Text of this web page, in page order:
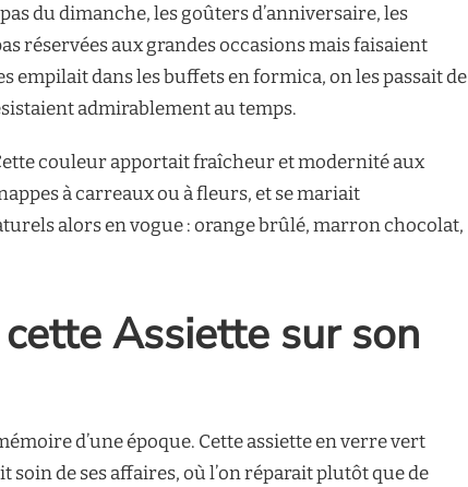
du dimanche, les goûters d’anniversaire, les
réservées aux grandes occasions mais faisaient
empilait dans les buffets en formica, on les passait de
admirablement au temps.
couleur apportait fraîcheur et modernité aux
à carreaux ou à fleurs, et se mariait
alors en vogue : orange brûlé, marron chocolat,
Assiette sur son
d’une époque. Cette assiette en verre vert
soin de ses affaires, où l’on réparait plutôt que de